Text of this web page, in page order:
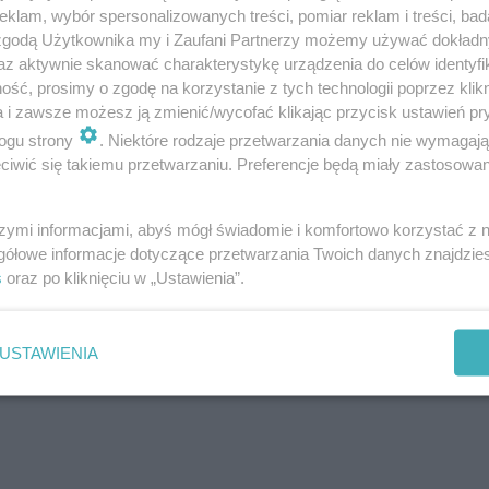
kierunki
które cieszą się największą popularnością.
zaznajomić się z konkretnym miejscem i wziąć pod
Niektórzy bowiem preferują wypoczynek, gdzie jest
żemiejsca w Polsce nad morzem warte
wybór spersonalizowanych treści, pomiar reklam i treści,
Użytkownika my i Zaufani Partnerzy możemy używać
aktywnie skanować charakterystykę urządzenia do celów
prosimy o zgodę na korzystanie z tych technologii poprzez
i zawsze możesz ją zmienić/wycofać klikając przycisk ustawień
strony
. Niektóre rodzaje przetwarzania danych nie
się takiemu przetwarzaniu. Preferencje będą miały
informacjami, abyś mógł świadomie i komfortowo korzystać z
informacje dotyczące przetwarzania Twoich danych
oraz po kliknięciu w „Ustawienia”.
USTAWIENIA